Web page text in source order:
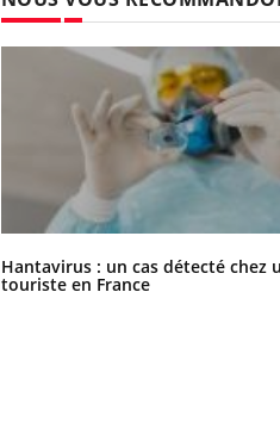
Hantavirus : un cas détecté chez
touriste en France